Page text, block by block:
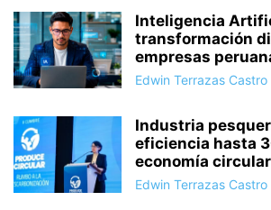
Inteligencia
transformación
empresas
Edwin Terrazas Castro
Industria
eficiencia hasta
economía circular
Edwin Terrazas Castro